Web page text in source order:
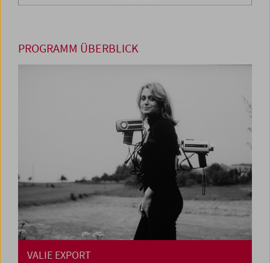
PROGRAMM ÜBERBLICK
VALIE EXPORT